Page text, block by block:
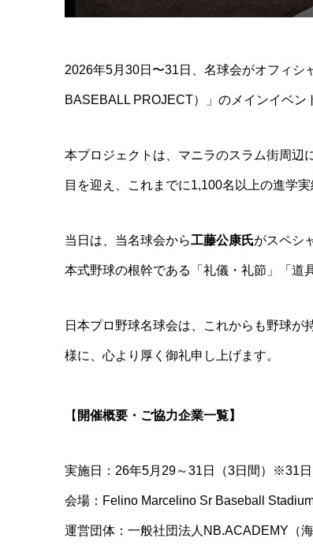
2026年5月30日〜31日、名球会がオフィシ
BASEBALL PROJECT）」のメインイベン
本プロジェクトは、マニラのスラム街周辺
目を迎え、これまでに1,100名以上の進学実
当日は、当名球会から工藤公康氏がスペシ
本式野球の根幹である「礼儀・礼節」「道
日本プロ野球名球会は、これからも野球
様に、心より厚く御礼申し上げます。
【 開催概要・ご協力企業一覧】
実施日：26年5月29～31日（3日間）※31日
会場：Felino Marcelino Sr Baseball
運営団体：一般社団法人NB.ACADEMY（海